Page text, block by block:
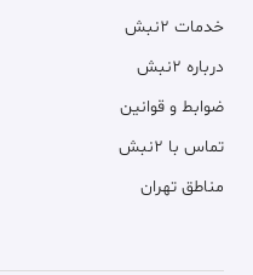
خدمات ۲نبش
درباره ۲نبش
ضوابط و قوانین
تماس با ۲نبش
مناطق تهران